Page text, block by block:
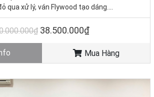
qua xử lý, ván Flywood tạo dáng.
cấp
(Giá gốc: 50.000.000đ) – Bàn sofa
- Còn hàng
38.500.000₫
Mua Hàng